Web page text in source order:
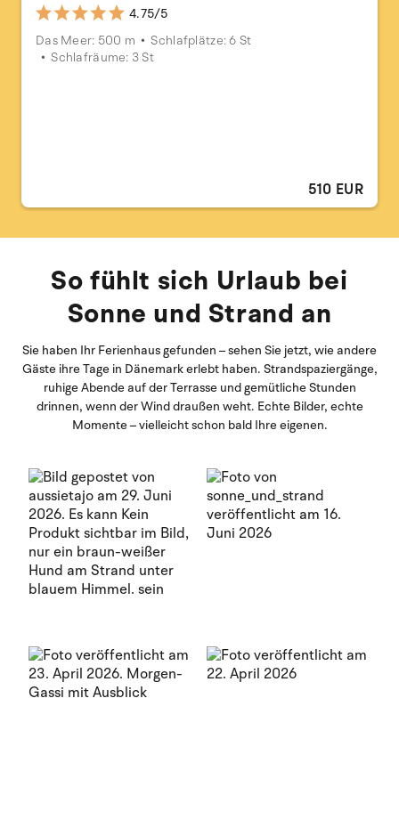
4.75/5
Das Meer: 500 m
Schlafplätze: 6 St
Schlafräume: 3 St
510 EUR
So fühlt sich Urlaub bei
Sonne und Strand an
Sie haben Ihr Ferienhaus gefunden – sehen Sie jetzt, wie andere
Gäste ihre Tage in Dänemark erlebt haben. Strandspaziergänge,
ruhige Abende auf der Terrasse und gemütliche Stunden
drinnen, wenn der Wind draußen weht. Echte Bilder, echte
Momente – vielleicht schon bald Ihre eigenen.